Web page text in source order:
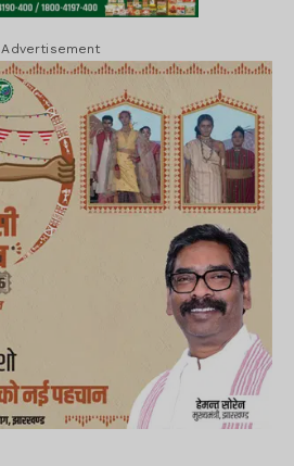
Advertisement